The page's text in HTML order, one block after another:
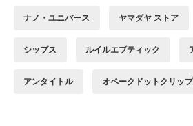
ナノ・ユニバース ヤマダヤ ストア
シップス ルイルエブティック
アンタイトル オペークドットクリップ